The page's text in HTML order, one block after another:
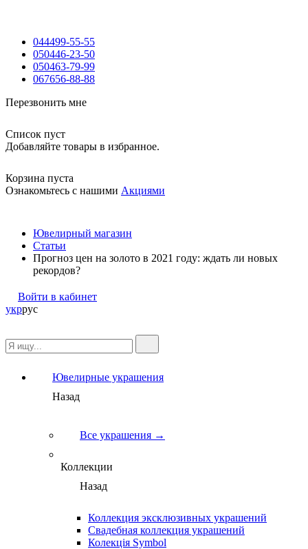
044499-55-55
050446-23-50
050463-79-99
067656-88-88
Перезвонить мне
Список пуст
Добавляйте товары в избранное.
Корзина пуста
Ознакомьтесь с нашими Акциями
Ювелирный магазин
Статьи
Прогноз цен на золото в 2021 году: ждать ли новых
рекордов?
Войти в кабинет
укррус
Ювелирные украшения
Назад
Все украшения →
Коллекции
Назад
Коллекция эксклюзивных украшений
Свадебная коллекция украшений
Колекція Symbol